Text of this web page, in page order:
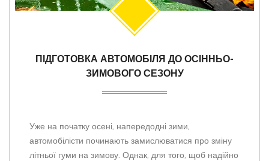
ПІДГОТОВКА АВТОМОБІЛЯ ДО ОСІННЬО-
ЗИМОВОГО СЕЗОНУ
Уже на початку осені, напередодні зими,
автомобілісти починають замислюватися про зміну
літньої гуми на зимову. Однак, для того, щоб надійно